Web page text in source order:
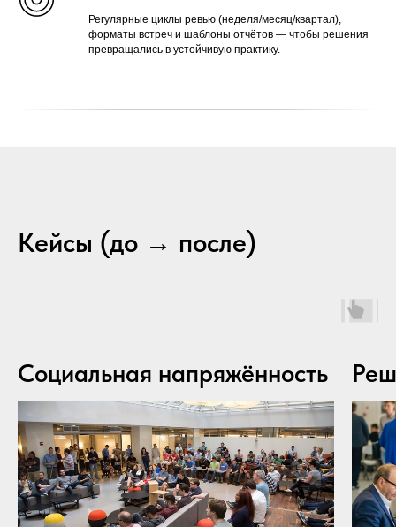
Регулярные циклы ревью (неделя/месяц/квартал),
форматы встреч и шаблоны отчётов — чтобы решения
превращались в устойчивую практику.
Кейсы (до → после)
Социальная напряжённость